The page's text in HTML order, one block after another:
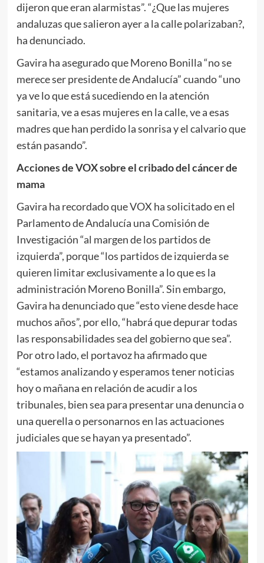
dijeron que eran alarmistas”. “¿Que las mujeres
andaluzas que salieron ayer a la calle polarizaban?,
ha denunciado.
Gavira ha asegurado que Moreno Bonilla “no se
merece ser presidente de Andalucía” cuando “uno
ya ve lo que está sucediendo en la atención
sanitaria, ve a esas mujeres en la calle, ve a esas
madres que han perdido la sonrisa y el calvario que
están pasando”.
Acciones de VOX sobre el cribado del cáncer de
mama
Gavira ha recordado que VOX ha solicitado en el
Parlamento de Andalucía una Comisión de
Investigación “al margen de los partidos de
izquierda”, porque “los partidos de izquierda se
quieren limitar exclusivamente a lo que es la
administración Moreno Bonilla”. Sin embargo,
Gavira ha denunciado que “esto viene desde hace
muchos años”, por ello, “habrá que depurar todas
las responsabilidades sea del gobierno que sea”.
Por otro lado, el portavoz ha afirmado que
“estamos analizando y esperamos tener noticias
hoy o mañana en relación de acudir a los
tribunales, bien sea para presentar una denuncia o
una querella o personarnos en las actuaciones
judiciales que se hayan ya presentado”.